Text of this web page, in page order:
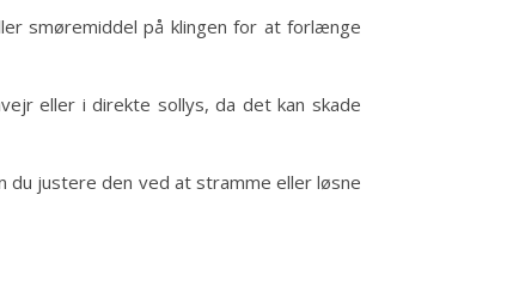
smøremiddel på klingen for at forlænge
eller i direkte sollys, da det kan skade
du justere den ved at stramme eller løsne